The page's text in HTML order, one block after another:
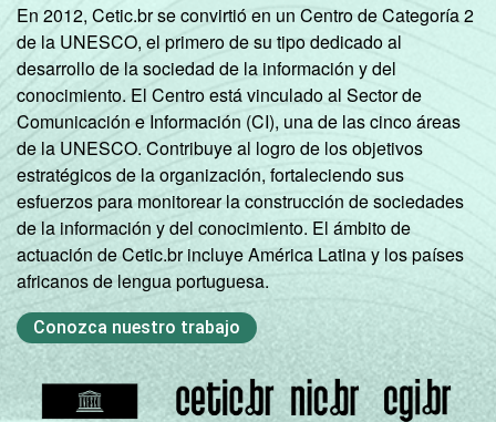
En 2012, Cetic.br se convirtió en un Centro de Categoría 2
de la UNESCO, el primero de su tipo dedicado al
desarrollo de la sociedad de la información y del
conocimiento. El Centro está vinculado al Sector de
Comunicación e Información (CI), una de las cinco áreas
de la UNESCO. Contribuye al logro de los objetivos
estratégicos de la organización, fortaleciendo sus
esfuerzos para monitorear la construcción de sociedades
de la información y del conocimiento. El ámbito de
actuación de Cetic.br incluye América Latina y los países
africanos de lengua portuguesa.
Conozca nuestro trabajo